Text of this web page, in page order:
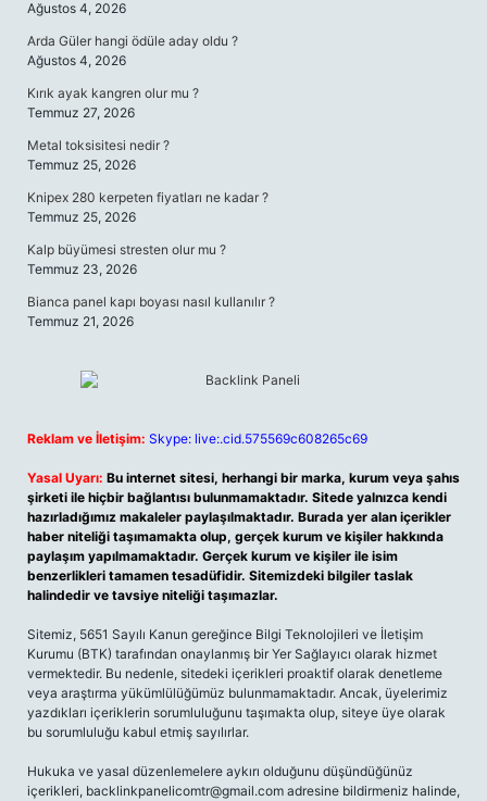
Ağustos 4, 2026
Arda Güler hangi ödüle aday oldu ?
Ağustos 4, 2026
Kırık ayak kangren olur mu ?
Temmuz 27, 2026
Metal toksisitesi nedir ?
Temmuz 25, 2026
Knipex 280 kerpeten fiyatları ne kadar ?
Temmuz 25, 2026
Kalp büyümesi stresten olur mu ?
Temmuz 23, 2026
Bianca panel kapı boyası nasıl kullanılır ?
Temmuz 21, 2026
Reklam ve İletişim: Skype: live:.cid.575569c608265c69
Yasal Uyarı: Bu internet sitesi, herhangi bir marka, kurum veya şahıs
şirketi ile hiçbir bağlantısı bulunmamaktadır. Sitede yalnızca kendi
hazırladığımız makaleler paylaşılmaktadır. Burada yer alan içerikler
haber niteliği taşımamakta olup, gerçek kurum ve kişiler hakkında
paylaşım yapılmamaktadır. Gerçek kurum ve kişiler ile isim
benzerlikleri tamamen tesadüfidir. Sitemizdeki bilgiler taslak
halindedir ve tavsiye niteliği taşımazlar.
Sitemiz, 5651 Sayılı Kanun gereğince Bilgi Teknolojileri ve İletişim
Kurumu (BTK) tarafından onaylanmış bir Yer Sağlayıcı olarak hizmet
vermektedir. Bu nedenle, sitedeki içerikleri proaktif olarak denetleme
veya araştırma yükümlülüğümüz bulunmamaktadır. Ancak, üyelerimiz
yazdıkları içeriklerin sorumluluğunu taşımakta olup, siteye üye olarak
bu sorumluluğu kabul etmiş sayılırlar.
Hukuka ve yasal düzenlemelere aykırı olduğunu düşündüğünüz
içerikleri, backlinkpanelicomtr@gmail.com adresine bildirmeniz halinde,